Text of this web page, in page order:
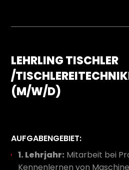
LEHRLING TISCHLER
/
(M/W/D)
AUFGABENGEBIET:
1. Lehrjahr: Mitarbeit bei
Kennenlernen von